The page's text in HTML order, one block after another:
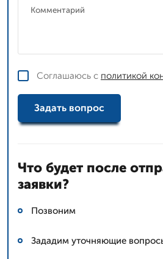
Соглашаюсь с политикой
Задать вопрос
Что будет после
заявки?
Позвоним
Зададим уточняющие